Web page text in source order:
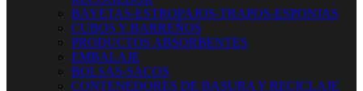
BAYETAS-ESTROPAJOS-TRAPOS-ESPONJAS
CUBOS Y BARREÑOS
PRODUCTOS ABSORBENTES
EMBALAJE
BOLSAS-SACOS
CONTENEDORES DE BASURA Y RECICLAJE